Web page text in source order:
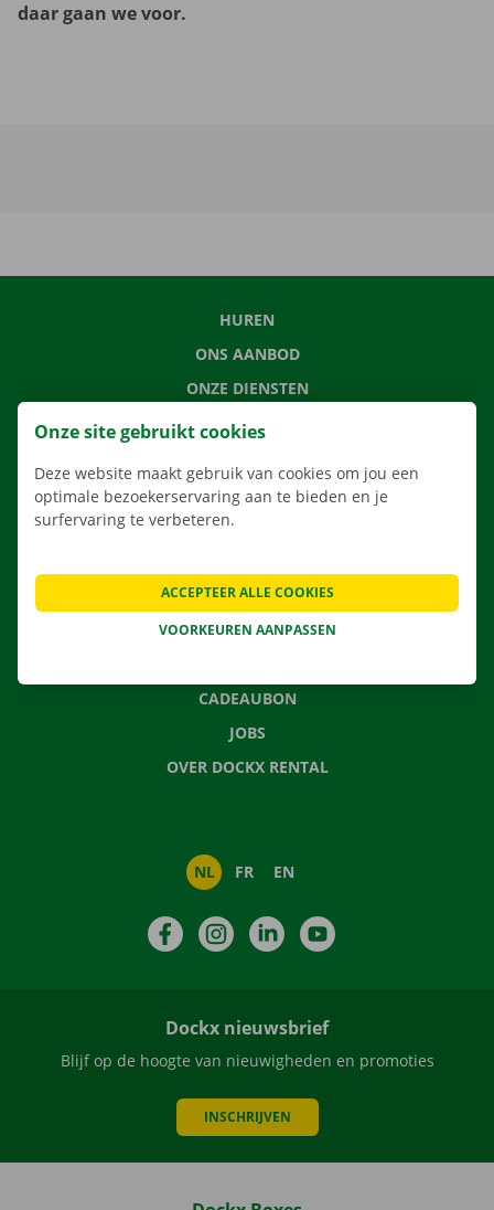
daar gaan we voor.
HUREN
ONS AANBOD
ONZE DIENSTEN
LOCATIES
VERHUISOPLOSSINGEN
CONTACTEER ONS
VEELGESTELDE VRAGEN
CADEAUBON
JOBS
OVER DOCKX RENTAL
NL FR EN
FacebookInstagramLinkedIn
Dockx nieuwsbrief
Blijf op de hoogte van nieuwigheden en promoties
INSCHRIJVEN
Onze site gebruikt cookies
Deze website maakt gebruik van cookies om jou een
optimale bezoekerservaring aan te bieden en je
surfervaring te verbeteren.
VOORKEUREN AANPASSEN
ACCEPTEER ALLE COOKIES